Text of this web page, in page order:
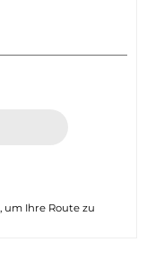
um Ihre Route zu